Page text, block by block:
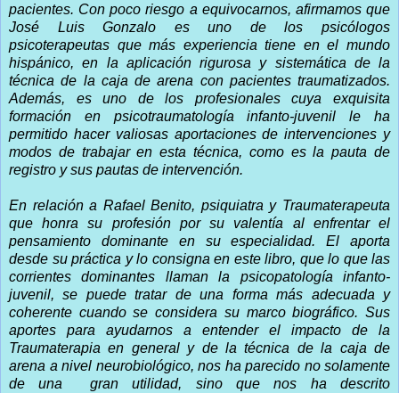
pacientes. Con poco riesgo a equivocarnos, afirmamos que
José Luis Gonzalo es uno de los psicólogos
psicoterapeutas que más experiencia tiene en el mundo
hispánico, en la aplicación rigurosa y sistemática de la
técnica de la caja de arena con pacientes traumatizados.
Además, es uno de los profesionales cuya exquisita
formación en psicotraumatología infanto-juvenil le ha
permitido hacer valiosas aportaciones de intervenciones y
modos de trabajar en esta técnica, como es la pauta de
registro y sus pautas de intervención.
En relación a Rafael Benito, psiquiatra y Traumaterapeuta
que honra su profesión por su valentía al enfrentar el
pensamiento dominante en su especialidad. El aporta
desde su práctica y lo consigna en este libro, que lo que las
corrientes dominantes llaman la psicopatología infanto-
juvenil, se puede tratar de una forma más adecuada y
coherente cuando se considera su marco biográfico. Sus
aportes para ayudarnos a entender el impacto de la
Traumaterapia en general y de la técnica de la caja de
arena a nivel neurobiológico, nos ha parecido no solamente
de una
gran utilidad, sino que nos ha descrito